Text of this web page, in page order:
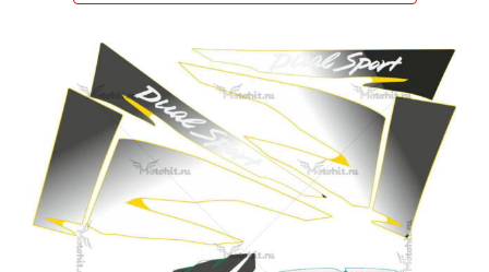
товар
имеет
несколько
вариаций.
Опции
можно
выбрать